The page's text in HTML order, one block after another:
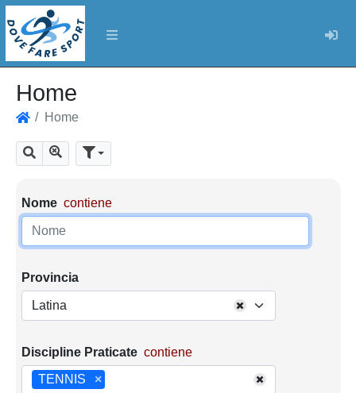
Home
Home
Cerca Mostra tutti i risultati
Parametri di ricerca
Nome contiene
Provincia
Latina
Discipline Praticate contiene
×
TENNIS